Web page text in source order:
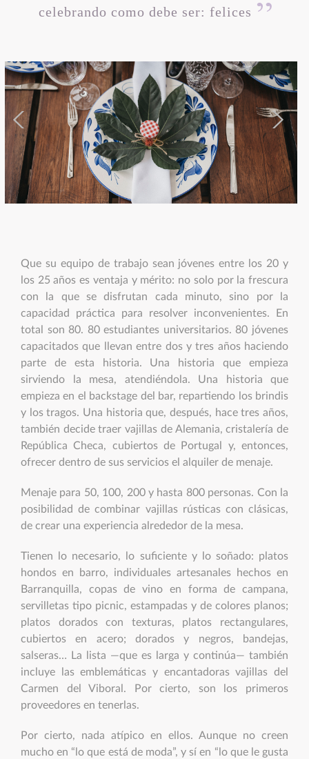
celebrando como debe ser: felices
Que su equipo de trabajo sean jóvenes entre los 20 y
los 25 años es ventaja y mérito: no solo por la frescura
con la que se disfrutan cada minuto, sino por la
capacidad práctica para resolver inconvenientes. En
total son 80. 80 estudiantes universitarios. 80 jóvenes
capacitados que llevan entre dos y tres años haciendo
parte de esta historia. Una historia que empieza
sirviendo la mesa, atendiéndola. Una historia que
empieza en el backstage del bar, repartiendo los brindis
y los tragos. Una historia que, después, hace tres años,
también decide traer vajillas de Alemania, cristalería de
República Checa, cubiertos de Portugal y, entonces,
ofrecer dentro de sus servicios el alquiler de menaje.
Menaje para 50, 100, 200 y hasta 800 personas. Con la
posibilidad de combinar vajillas rústicas con clásicas,
de crear una experiencia alrededor de la mesa.
Tienen lo necesario, lo suficiente y lo soñado: platos
hondos en barro, individuales artesanales hechos en
Barranquilla, copas de vino en forma de campana,
servilletas tipo picnic, estampadas y de colores planos;
platos dorados con texturas, platos rectangulares,
cubiertos en acero; dorados y negros, bandejas,
salseras… La lista —que es larga y continúa— también
incluye las emblemáticas y encantadoras vajillas del
Carmen del Viboral. Por cierto, son los primeros
proveedores en tenerlas.
Por cierto, nada atípico en ellos. Aunque no creen
mucho en “lo que está de moda”, y sí en “lo que le gusta